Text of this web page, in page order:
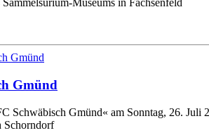
​Museums in Fachsenfeld
Gmünd
Gmünd
Schwäbisch Gmünd« am Sonntag, 26. Juli
Schorndorf